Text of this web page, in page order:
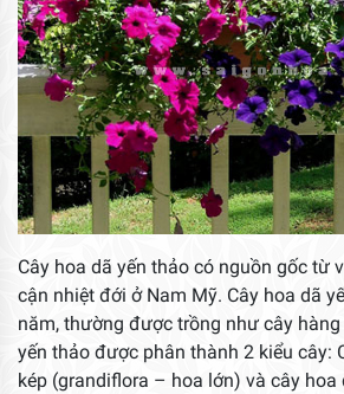
Cây hoa dã yến thảo có nguồn gốc từ
cận nhiệt đới ở Nam Mỹ. Cây hoa dã
năm, thường được trồng như cây hàng
yến thảo được phân thành 2 kiểu cây:
kép (grandiflora – hoa lớn) và cây hoa